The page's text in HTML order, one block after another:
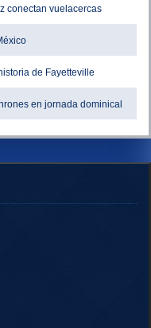
conectan vuelacercas
de Fayetteville
en jornada dominical